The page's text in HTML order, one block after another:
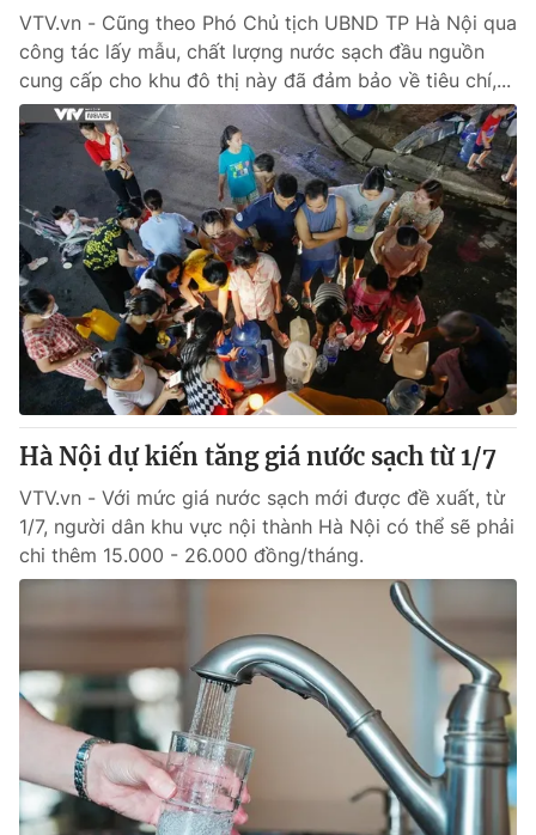
Hậu trường
Nhân vật
Khán giả
Giải sao mai
Điện ảnh
Âm nhạc
Sao
Đời sống
Du lịch
Làm đẹp
Chất lượng cuộc sống
Giáo dục
Tuyển sinh
Học trực tuyến
Công nghệ
Hitech Công nghệ tương lai
Sản phẩm
Thị trường
Tư vấn
Giao lưu trực tuyến
Lịch phát sóng
Chuyên mục khác
Emagazine Podcast
Photo Infographic
VTV Money VTV Thể thao
VTV Sức khoẻ Bất động sản
Thị trường 24h Tấm lòng Việt
VTV.vn - Cũng theo Phó Chủ tịch UBND TP Hà Nội qua
công tác lấy mẫu, chất lượng nước sạch đầu nguồn
cung cấp cho khu đô thị này đã đảm bảo về tiêu chí,...
Hà Nội dự kiến tăng giá nước sạch từ 1/7
VTV.vn - Với mức giá nước sạch mới được đề xuất, từ
1/7, người dân khu vực nội thành Hà Nội có thể sẽ phải
chi thêm 15.000 - 26.000 đồng/tháng.